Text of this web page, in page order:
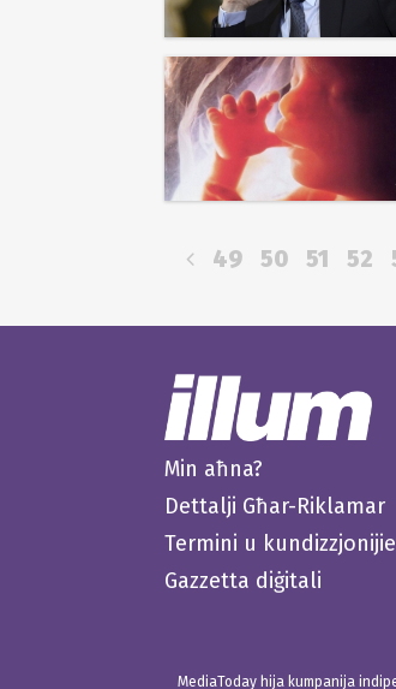
49 50 51 52
Min aħna?
Dettalji Għar-Riklamar
Termini u
Gazzetta diġitali
MediaToday hija kumpanija